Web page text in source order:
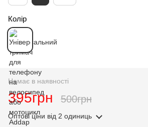
Колір
Немає в наявності
395грн 500грн
Оптові ціни від 2 одиниць